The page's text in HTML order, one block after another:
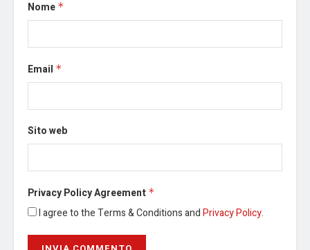
Nome *
Email *
Sito web
Privacy Policy Agreement *
I agree to the Terms & Conditions andPrivacy Policy.